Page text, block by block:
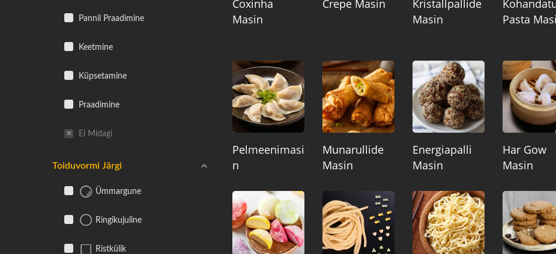
Pannil Praadimine
Keetmine
Küpsetamine
Praadimine
Ei Midagi
Toiduvormi Järgi
Ümmargune
Ringikujuline
Ristkülik
Coxinha
Masin
Crepe Masin
Kristallpallide
Masin
Pasta
Pelmeenimasi
N
Munarullide
Masin
Energiapalli
Masin
Har Gow
Masin